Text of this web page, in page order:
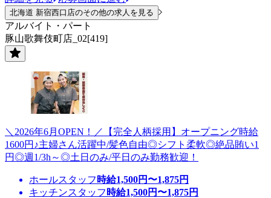
北海道 新宿西口店のその他の求人を見る
アルバイト・パート
豚山歌舞伎町店_02[419]
＼2026年6月OPEN！／【完全人柄採用】オープニング時給
1600円♪主婦さん活躍中/髪色自由◎シフト柔軟◎絶品賄い1
円◎週1/3h～◎土日のみ/平日のみ勤務歓迎！
ホールスタッフ 時給1,500円〜1,875円
キッチンスタッフ 時給1,500円〜1,875円